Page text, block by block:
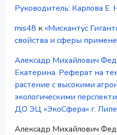
Руководитель: Карлова Е.
mis48 к «Мискантус
свойства и сферы
Алексадр Михайлович
Екатерина. Реферат на
растение с высокими
экологическими
ДО ЭЦ «ЭкоСфера» г.
Алексадр Михайлович